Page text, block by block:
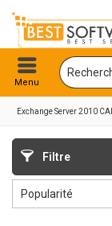
Menu
Exchange Server 2010 CAL
Filtre